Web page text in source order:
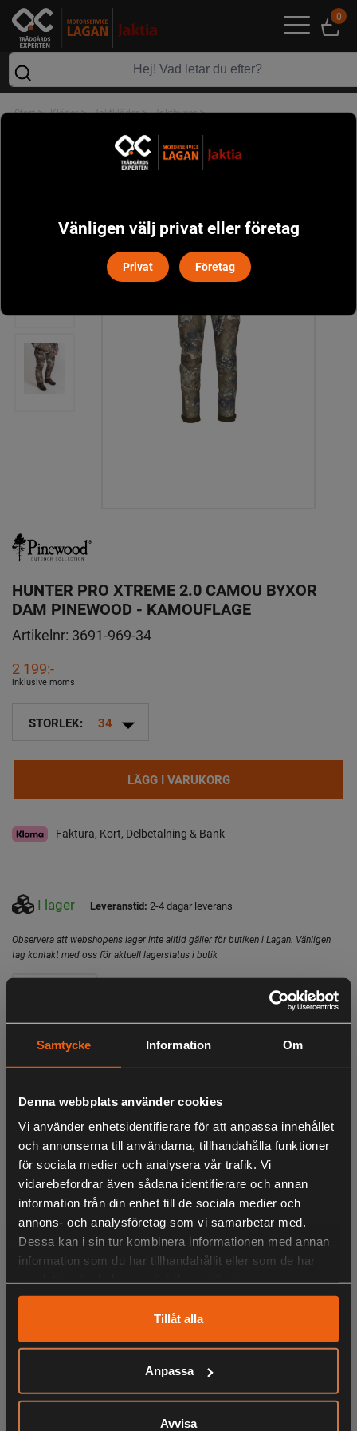
Samtycke Information Om
Denna webbplats använder cookies
Vi använder enhetsidentifierare för att anpassa innehållet
och annonserna till användarna, tillhandahålla funktioner
för sociala medier och analysera vår trafik. Vi
vidarebefordrar även sådana identifierare och annan
information från din enhet till de sociala medier och
annons- och analysföretag som vi samarbetar med.
Dessa kan i sin tur kombinera informationen med annan
information som du har tillhandahållit eller som de har
Tillåt alla
Anpassa
Avvisa
0
Start> Kläder> Jaktkläder> Jaktbyxor>
HUNTER PRO XTREME 2.0 CAMOU BYXOR
DAM PINEWOOD - KAMOUFLAGE
Artikelnr: 3691-969-34
2 199:-
inklusive moms
STORLEK: 34 arrow_drop_down
LÄGG I VARUKORG
Faktura, Kort, Delbetalning & Bank
I lager Leveranstid: 2-4 dagar leverans
Observera att webshopens lager inte alltid gäller för butiken i Lagan. Vänligen
tag kontakt med oss för aktuell lagerstatus i butik
höstens jakt. Byxan är mjuk och värmande med feminin
skärning, förböjda knän och elastisk midja med 2-
och tyget är slitstarkt. Tejpade sömmar och BIONIC-
FINISH® ECO water repellent treatment gör byxan
vattentät, men med en hög andningsförmåga och
ventilationspartier i mesh med dragkedja blir den inte för
varm. Den har ett flertal funktionella fickor med dragkedja
och ammunitionshållare samt en liten ficka på vaden
innehållandes ett reflexband för säkerhet. Möjlighet att
fästa hängslen finns. Bensluten är justerbara tack vare
dragkedja, plastspänne och kardborreband.
Passar till höstens rörliga jakt i skogen.
• Vattentät
• Hög andningsförmåga
LIKNANDE PRODUKTER
Vänligen välj privat eller företag
Privat Företag